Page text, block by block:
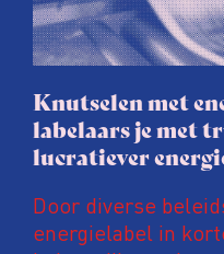
Knutselen met
labelaars je met
lucratiever
Door diverse
energielabel in